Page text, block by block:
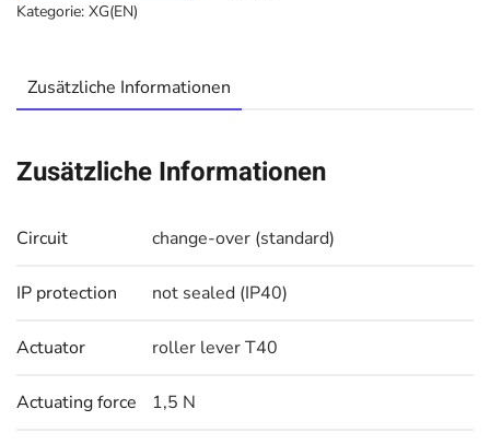
Kategorie: XG(EN)
Zusätzliche Informationen
Zusätzliche Informationen
Circuit change-over (standard)
IP protection not sealed (IP40)
Actuator roller lever T40
Actuating force 1,5 N